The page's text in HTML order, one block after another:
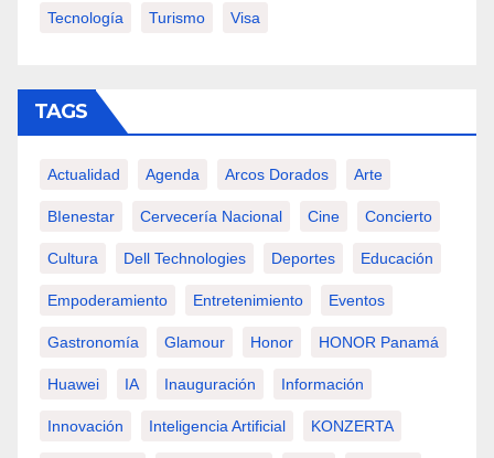
Tecnología Turismo Visa
TAGS
Actualidad Agenda Arcos Dorados Arte
BIenestar Cervecería Nacional Cine Concierto
Cultura Dell Technologies Deportes Educación
Empoderamiento Entretenimiento Eventos
Gastronomía Glamour Honor HONOR Panamá
Huawei IA Inauguración Información
Innovación Inteligencia Artificial KONZERTA